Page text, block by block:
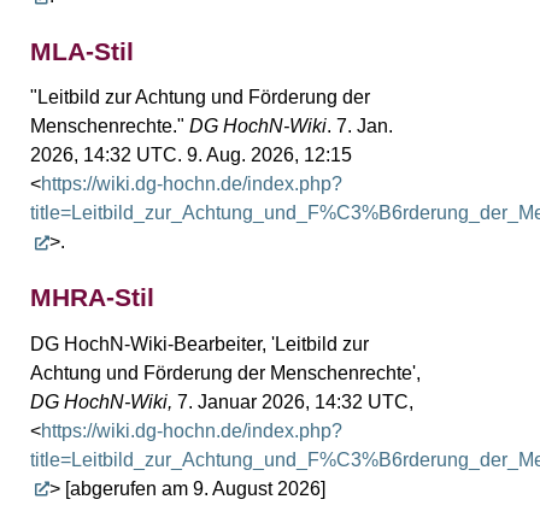
MLA-Stil
"Leitbild zur Achtung und Förderung der
Menschenrechte." DG HochN-Wiki. 7. Jan.
2026, 14:32 UTC. 9. Aug. 2026, 12:15
<https://wiki.dg-hochn.de/index.php?
>.
MHRA-Stil
DG HochN-Wiki-Bearbeiter, 'Leitbild zur
Achtung und Förderung der Menschenrechte',
DG HochN-Wiki, 7. Januar 2026, 14:32 UTC,
<https://wiki.dg-hochn.de/index.php?
> [abgerufen am 9. August 2026]